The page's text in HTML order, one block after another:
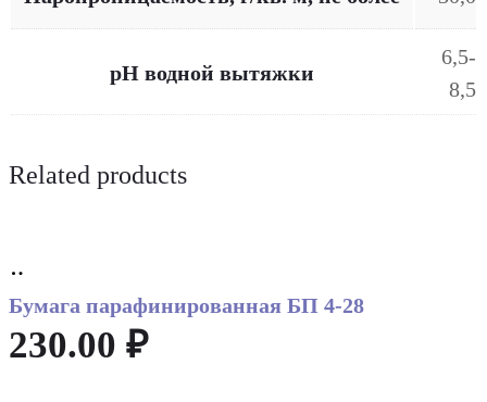
рН водной вытяжки
6,5-
8,5
Related products
cart
Бумага парафинированная БП 4-28
230.00 ₽